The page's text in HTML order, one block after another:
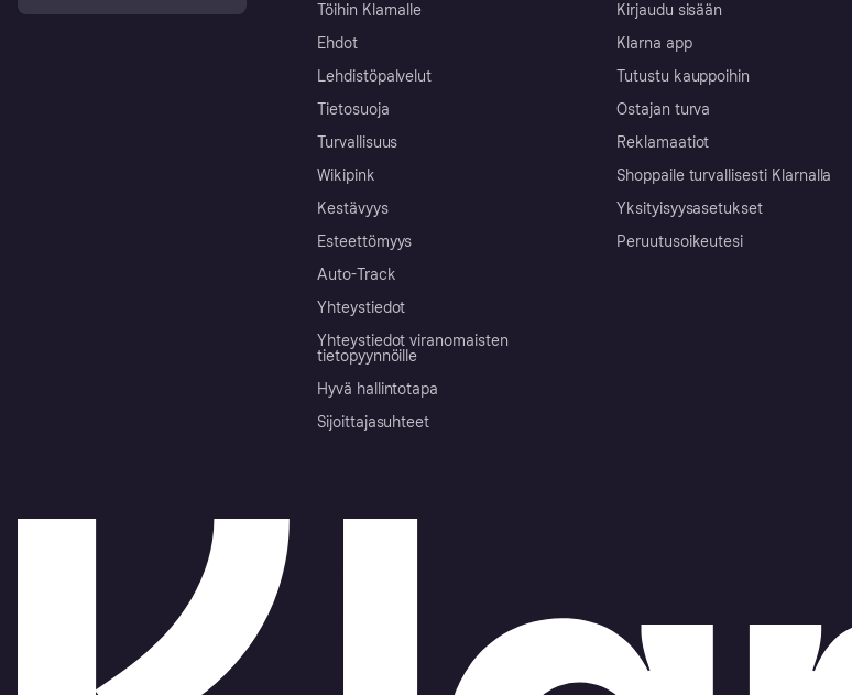
Töihin Klarnalle
Ehdot
Lehdistöpalvelut
Tietosuoja
Turvallisuus
Wikipink
Kestävyys
Esteettömyys
Auto-Track
Yhteystiedot
Yhteystiedot viranomaisten
tietopyynnöille
Hyvä hallintotapa
Sijoittajasuhteet
Kirjaudu sisään
Klarna app
Tutustu kauppoihin
Ostajan turva
Reklamaatiot
Shoppaile turvallisesti Klarnalla
Yksityisyysasetukset
Peruutusoikeutesi